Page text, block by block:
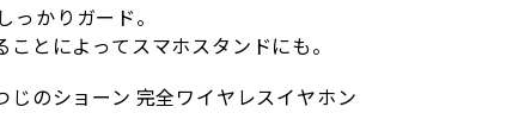
かりガード。
とによってスマホスタンドにも。
ショーン 完全ワイヤレスイヤホン